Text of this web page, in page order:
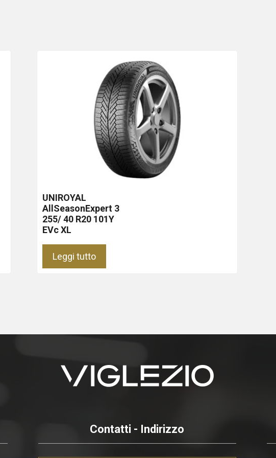
UNIROYAL
AllSeasonExpert 3
255/ 40 R20 101Y
EVc XL
Leggi tutto
Contatti - Indirizzo